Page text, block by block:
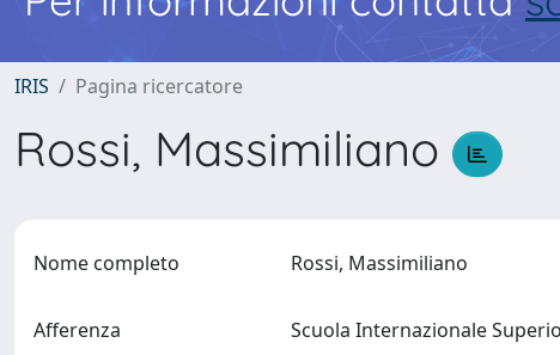
IRIS Pagina ricercatore
Rossi, Massimiliano
Nome completo Rossi, Massimiliano
Afferenza Scuola Internazionale